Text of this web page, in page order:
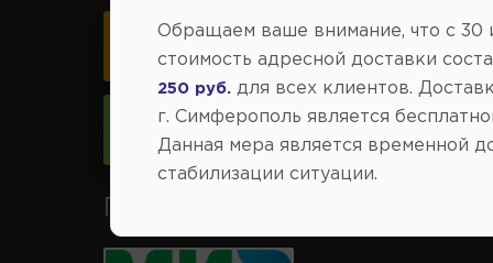
Карта схема проезда
Следить за изменениями
Обращаем ваше внимание, что c 30
стоимость адресной доставки
250 руб.
для всех клиентов.
г. Симферополь является
Данная мера является временной
стабилизации ситуации.